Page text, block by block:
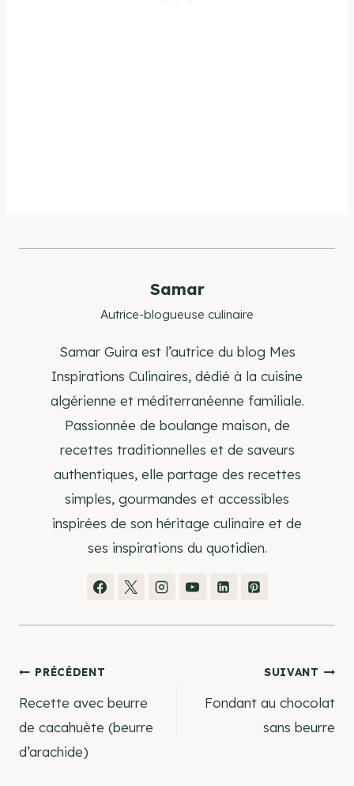
Samar
Autrice-blogueuse culinaire
Samar Guira est l’autrice du blog Mes
Inspirations Culinaires, dédié à la cuisine
algérienne et méditerranéenne familiale.
Passionnée de boulange maison, de
recettes traditionnelles et de saveurs
authentiques, elle partage des recettes
simples, gourmandes et accessibles
inspirées de son héritage culinaire et de
ses inspirations du quotidien.
Navigation
de
l’article
PRÉCÉDENT
Recette avec beurre
de cacahuète (beurre
d’arachide)
SUIVANT
Fondant au chocolat
sans beurre